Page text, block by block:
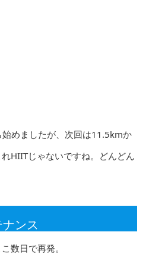
めましたが、次回は11.5kmか
HIITじゃないですね。どんどん
ンス
数日で再発。